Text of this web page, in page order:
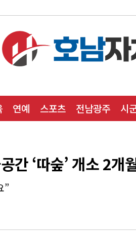
연예 스포츠 전남광주 시
간 ‘따숲’ 개소 2개
”